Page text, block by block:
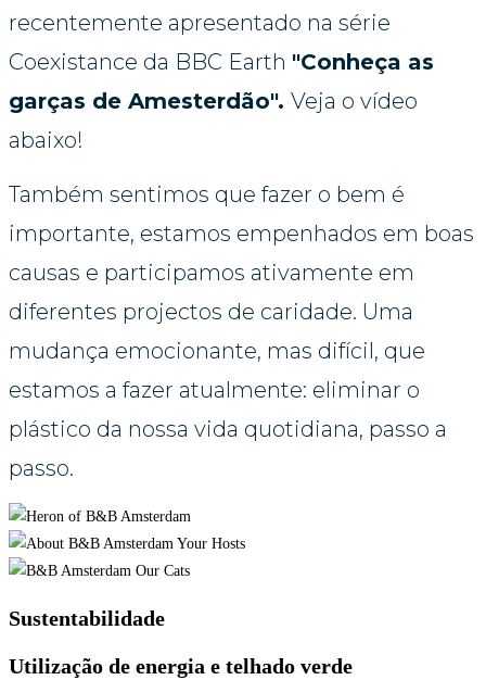
recentemente apresentado na série
Coexistance da BBC Earth "Conheça as
garças de Amesterdão". Veja o vídeo
abaixo!
Também sentimos que fazer o bem é
importante, estamos empenhados em boas
causas e participamos ativamente em
diferentes projectos de caridade. Uma
mudança emocionante, mas difícil, que
estamos a fazer atualmente: eliminar o
plástico da nossa vida quotidiana, passo a
passo.
Sustentabilidade
Utilização de energia e telhado verde